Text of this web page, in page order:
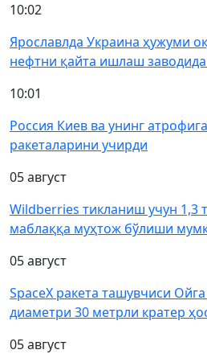
10:02
Ярославлда Украина ҳужуми
нефтни қайта ишлаш
10:01
Россия Киев ва унинг
ракеталарини учирди
05 август
Wildberries тикланиш учун 1,3
маблаққа муҳтож бўлиши
05 август
SpaceX ракета ташувчиси
диаметри 30 метрли кратер
05 август